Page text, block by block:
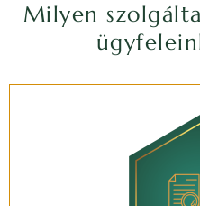
Milyen